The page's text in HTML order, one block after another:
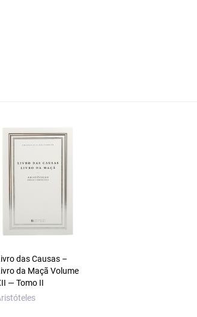
das Causas –
da Maçã Volume
— Tomo II